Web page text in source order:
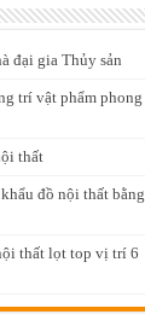
đại gia Thủy sản
trí vật phẩm phong
thất
đồ nội thất bằng
thất lọt top vị trí 6